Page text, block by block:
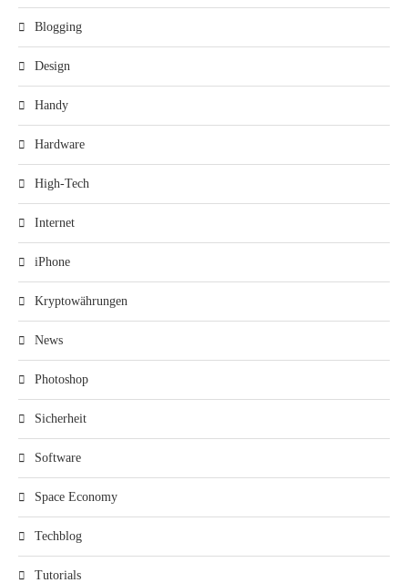
Blogging
Design
Handy
Hardware
High-Tech
Internet
iPhone
Kryptowährungen
News
Photoshop
Sicherheit
Software
Space Economy
Techblog
Tutorials